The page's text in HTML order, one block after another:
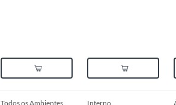
Todos os Ambientes
Interno